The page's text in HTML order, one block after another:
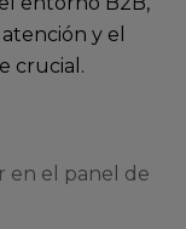
y el
crucial.
en el panel de